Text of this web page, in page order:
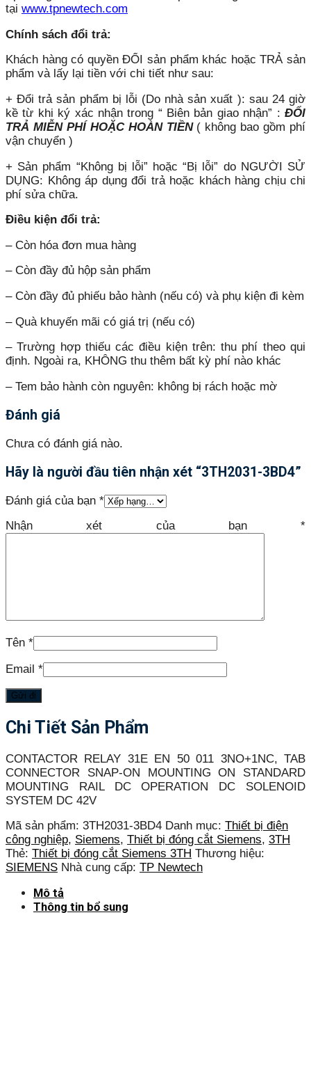
tại www.tpnewtech.com
Chính sách đổi trả:
Khách hàng có quyền ĐỔI sản phẩm khác hoặc TRẢ sản
phẩm và lấy lại tiền với chi tiết như sau:
+ Đổi trả sản phẩm bị lỗi (Do nhà sản xuất ): sau 24 giờ
kề từ khi ký xác nhận trong “ Biên bản giao nhận” : ĐỔI
TRẢ MIỄN PHÍ HOẶC HOÀN TIỀN( không bao gồm phí
vận chuyển )
+ Sản phẩm “Không bị lỗi” hoặc “Bị lỗi” do NGƯỜI SỬ
DỤNG: Không áp dụng đổi trả hoặc khách hàng chịu chi
phí sửa chữa.
Điều kiện đổi trả:
– Còn hóa đơn mua hàng
– Còn đầy đủ hộp sản phẩm
– Còn đầy đủ phiếu bảo hành (nếu có) và phụ kiện đi kèm
– Quà khuyến mãi có giá trị (nếu có)
– Trường hợp thiếu các điều kiện trên: thu phí theo qui
định. Ngoài ra, KHÔNG thu thêm bất kỳ phí nào khác
– Tem bảo hành còn nguyên: không bị rách hoặc mờ
Đánh giá
Chưa có đánh giá nào.
Hãy là người đầu tiên nhận xét “3TH2031-3BD4”
Đánh giá của bạn *
Nhận xét của bạn *
Tên *
Email *
Chi Tiết Sản Phẩm
CONTACTOR RELAY 31E EN 50 011 3NO+1NC, TAB
CONNECTOR SNAP-ON MOUNTING ON STANDARD
MOUNTING RAIL DC OPERATION DC SOLENOID
SYSTEM DC 42V
Mã sản phẩm: 3TH2031-3BD4 Danh mục: Thiết bị điện
công nghiệp, Siemens, Thiết bị đóng cắt Siemens, 3TH
Thẻ: Thiết bị đóng cắt Siemens 3TH Thương hiệu:
SIEMENS Nhà cung cấp: TP Newtech
Mô tả
Thông tin bổ sung